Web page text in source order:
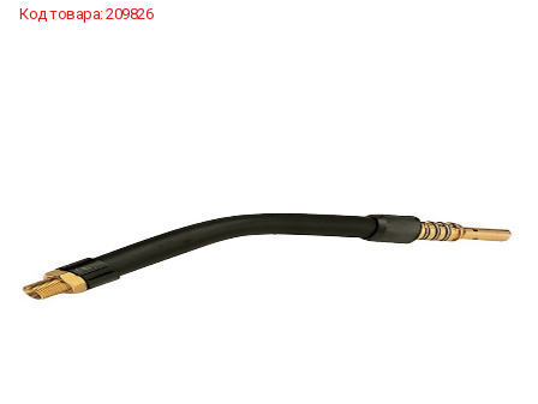
Код товара:209826